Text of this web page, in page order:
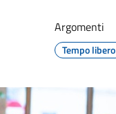
Argomenti
Tempo libero